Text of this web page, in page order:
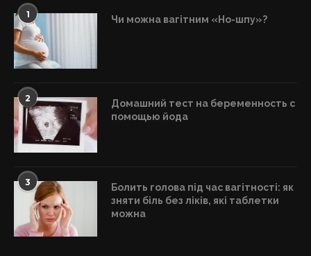
1 Чи можна вагітним «Но-шпу»?
2
Домашний тест на беременность с
помощью йода
3
Болить голова під час вагітності: як
зняти біль без ліків, які таблетки
можна